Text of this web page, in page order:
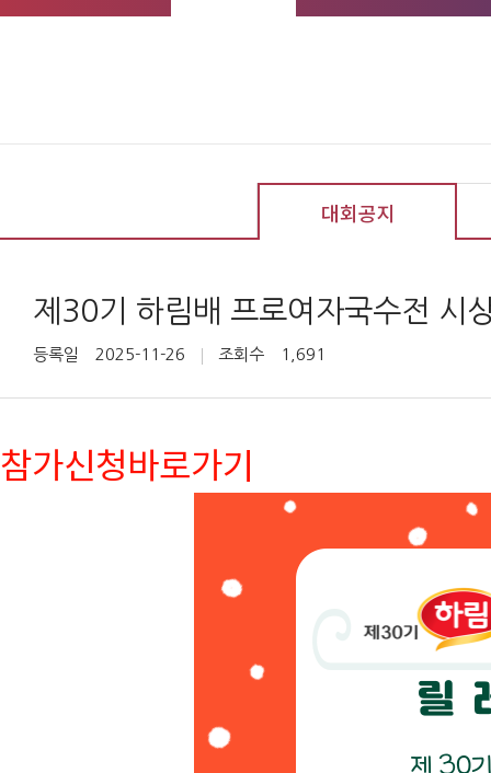
대회공지
제30기 하림배 프로여자국수전 시
등록일 2025-11-26 조회수 1,691
참가신청바로가기